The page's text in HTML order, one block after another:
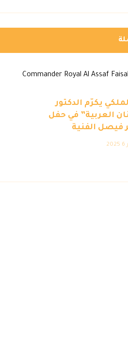
يكرّم الدكتور
العربية” في حفل
فيصل الفنية